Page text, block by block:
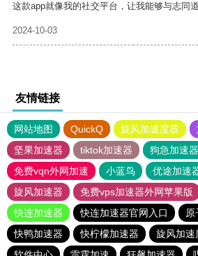
这款app就像我的社交平台，让我能够与志同
2024-10-03
友情链接
网站地图 QuickQ 旋风加速度器
坚果加速器
tiktok加速器
狗急加速
免费vqn外网加速
小蓝鸟 优途加速
旋风加速器
免费vps加速器外网苹果版
快连加速器
快连加速器官网入口
原
快鸭加速器
快柠檬加速器 旋风加速